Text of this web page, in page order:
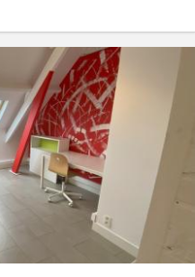
Infos Pratiques
670 €
Charges:
260 €
Durée:
5-6 mois, 3-4 mois,
vacances d'été, au mois
Domiciliation:
Acceptée
Aménagement
Salle de bain:
Privée
Cuisine:
Commune
Superficie: